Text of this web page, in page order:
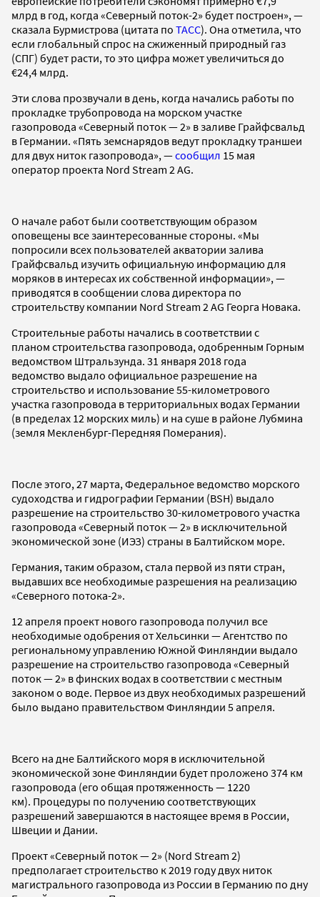
млрд в год, когда «Северный поток-2» будет построен», —
сказала Бурмистрова (цитата по ТАСС). Она отметила, что
если глобальный спрос на сжиженный природный газ
(СПГ) будет расти, то это цифра может увеличиться до
€24,4 млрд.
Эти слова прозвучали в день, когда начались работы по
прокладке трубопровода на морском участке
газопровода «Северный поток — 2» в заливе Грайфсвальд
в Германии. «Пять земснарядов ведут прокладку траншеи
для двух ниток газопровода», —сообщил 15 мая
оператор проекта Nord Stream 2 AG.
О начале работ были соответствующим образом
оповещены все заинтересованные стороны. «Мы
попросили всех пользователей акватории залива
Грайфсвальд изучить официальную информацию для
моряков в интересах их собственной информации», —
приводятся в сообщении слова директора по
строительству компании Nord Stream 2 AG Георга Новака.
Строительные работы начались в соответствии с
планом строительства газопровода, одобренным Горным
ведомством Штральзунда. 31 января 2018 года
ведомство выдало официальное разрешение на
строительство и использование 55-километрового
участка газопровода в территориальных водах Германии
(в пределах 12 морских миль) и на суше в районе Лубмина
(земля Мекленбург-Передняя Померания).
После этого, 27 марта, Федеральное ведомство морского
судоходства и гидрографии Германии (BSH) выдало
разрешение на строительство 30-километрового участка
газопровода «Северный поток — 2» в исключительной
экономической зоне (ИЭЗ) страны в Балтийском море.
Германия, таким образом, стала первой из пяти стран,
выдавших все необходимые разрешения на реализацию
«Северного потока-2».
12 апреля проект нового газопровода получил все
необходимые одобрения от Хельсинки — Агентство по
региональному управлению Южной Финляндии выдало
разрешение на строительство газопровода «Северный
поток — 2» в финских водах в соответствии с местным
законом о воде. Первое из двух необходимых разрешений
было выдано правительством Финляндии 5 апреля.
Всего на дне Балтийского моря в исключительной
экономической зоне Финляндии будет проложено 374 км
газопровода (его общая протяженность — 1220
км). Процедуры по получению соответствующих
разрешений завершаются в настоящее время в России,
Швеции и Дании.
Проект «Северный поток — 2» (Nord Stream 2)
предполагает строительство к 2019 году двух ниток
магистрального газопровода из России в Германию по дну